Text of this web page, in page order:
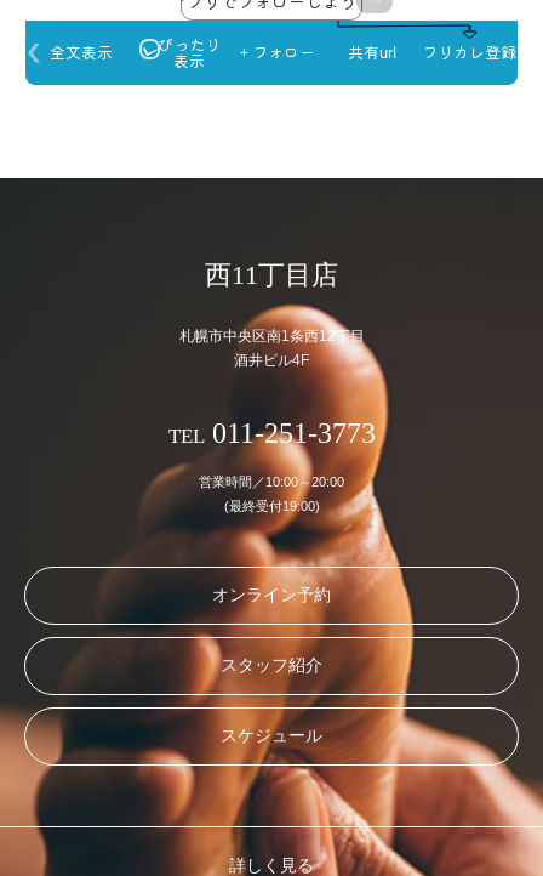
西11丁目店
札幌市中央区南1条西12丁目
酒井ビル4F
TEL011-251-3773
営業時間／10:00～20:00
(最終受付19:00)
オンライン予約
スタッフ紹介
スケジュール
詳しく見る